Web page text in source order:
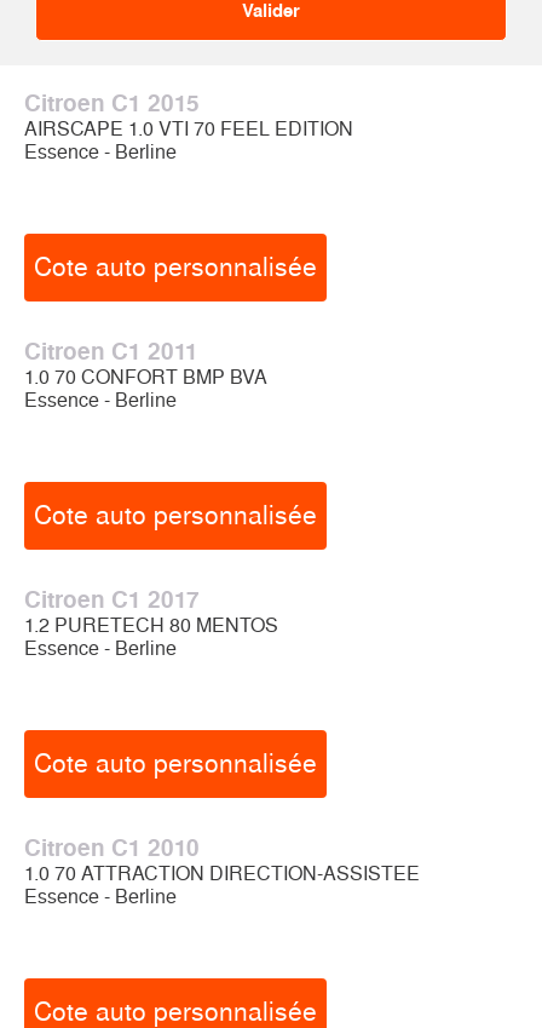
Citroen C1 2015
AIRSCAPE 1.0 VTI 70 FEEL EDITION
Essence - Berline
Cote auto personnalisée
Citroen C1 2011
1.0 70 CONFORT BMP BVA
Essence - Berline
Cote auto personnalisée
Citroen C1 2017
1.2 PURETECH 80 MENTOS
Essence - Berline
Cote auto personnalisée
Citroen C1 2010
1.0 70 ATTRACTION DIRECTION-ASSISTEE
Essence - Berline
Cote auto personnalisée